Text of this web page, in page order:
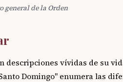
general de la Orden
descripciones vívidas de su
Domingo" enumera las